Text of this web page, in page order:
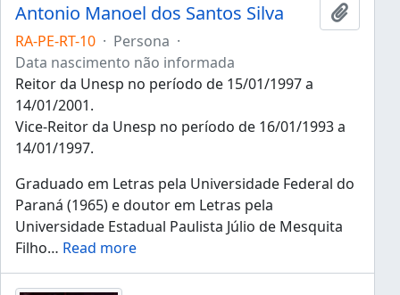
Antonio Manoel dos Santos Silva
Añadir
RA-PE-RT-10 · Persona ·
Data nascimento não informada
Reitor da Unesp no período de 15/01/1997 a
14/01/2001.
Vice-Reitor da Unesp no período de 16/01/1993 a
14/01/1997.
Graduado em Letras pela Universidade Federal do
Paraná (1965) e doutor em Letras pela
Universidade Estadual Paulista Júlio de Mesquita
Filho… Read more